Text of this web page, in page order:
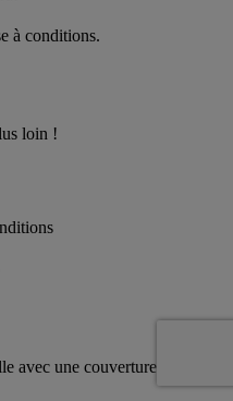
à conditions.
loin !
avec une couverture